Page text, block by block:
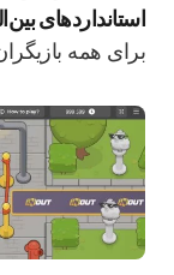
استانداردهای
برای همه